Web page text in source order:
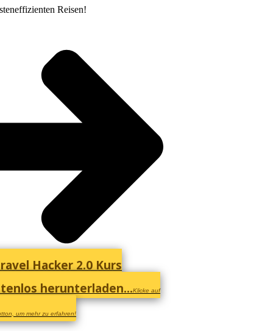
Reisen!
Hacker 2.0 Kurs
herunterladen...Klicke auf
um mehr zu erfahren!